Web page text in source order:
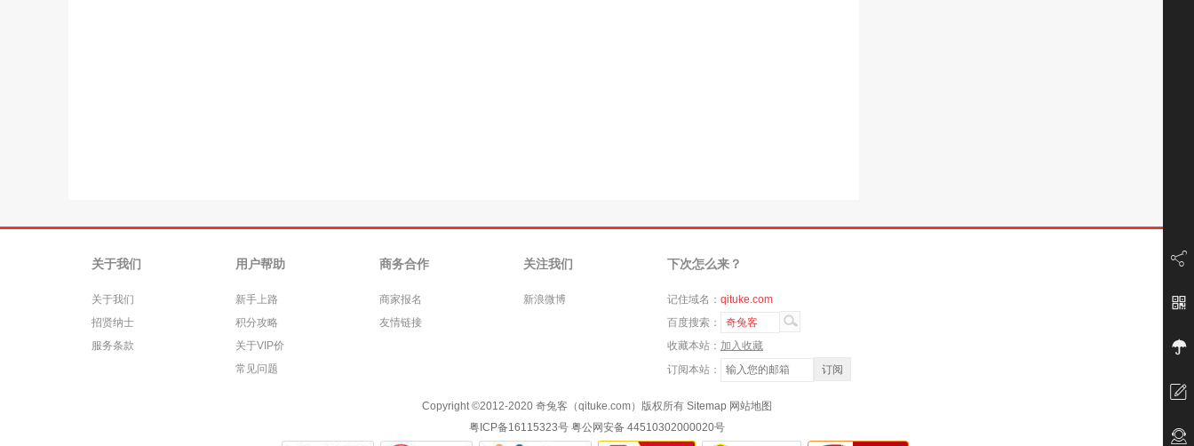
关于我们
关于我们
招贤纳士
服务条款
用户帮助
新手上路
积分攻略
关于VIP价
常见问题
商务合作
商家报名
友情链接
关注我们
新浪微博
下次怎么来？
记住域名： qituke.com
百度搜索：
奇兔客
收藏本站： 加入收藏
订阅本站：
Copyright ©2012-2020 奇兔客（qituke.com）版权所有 Sitemap 网站地图
粤ICP备16115323号 粤公网安备 44510302000020号